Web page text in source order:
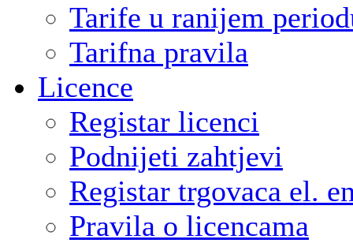
Tarife u ranijem
Tarifna pravila
Licence
Registar licenci
Podnijeti zahtjevi
Registar trgovaca el.
Pravila o licencama